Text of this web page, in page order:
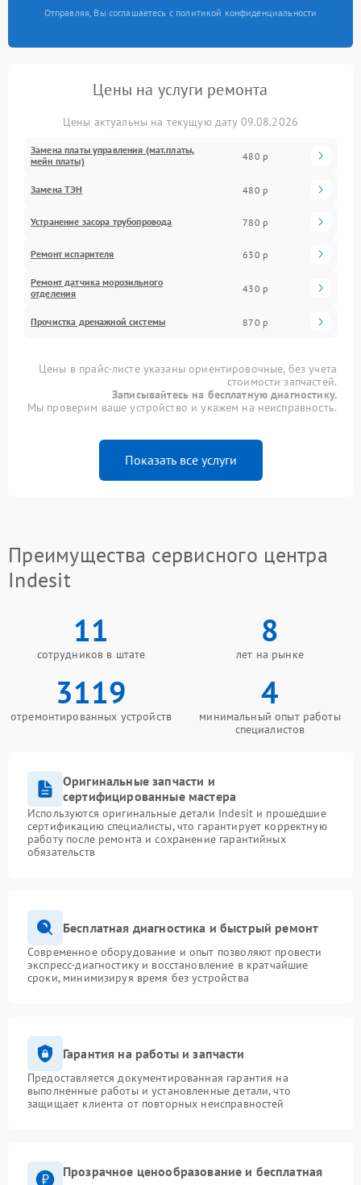
Отправляя, Вы соглашаетесь с политикой конфиденциальности
Цены на услуги ремонта
Цены актуальны на текущую дату 09.08.2026
Замена платы управления (мат.платы,
мейн платы)
480 р
Замена ТЭН 480 р
Устранение засора трубопровода 780 р
Ремонт испарителя 630 р
Ремонт датчика морозильного
отделения
430 р
Прочистка дренажной системы 870 р
Цены в прайс-листе указаны ориентировочные, без учета
стоимости запчастей.
Записывайтесь на бесплатную диагностику.
Мы проверим ваше устройство и укажем на неисправность.
Показать все услуги
Преимущества сервисного центра
Indesit
11
сотрудников в штате
8
лет на рынке
3119
отремонтированных устройств
4
минимальный опыт работы
специалистов
Оригинальные запчасти и
сертифицированные мастера
Используются оригинальные детали Indesit и прошедшие
сертификацию специалисты, что гарантирует корректную
работу после ремонта и сохранение гарантийных
обязательств
Бесплатная диагностика и быстрый ремонт
Современное оборудование и опыт позволяют провести
экспресс-диагностику и восстановление в кратчайшие
сроки, минимизируя время без устройства
Гарантия на работы и запчасти
Предоставляется документированная гарантия на
выполненные работы и установленные детали, что
защищает клиента от повторных неисправностей
Прозрачное ценообразование и бесплатная